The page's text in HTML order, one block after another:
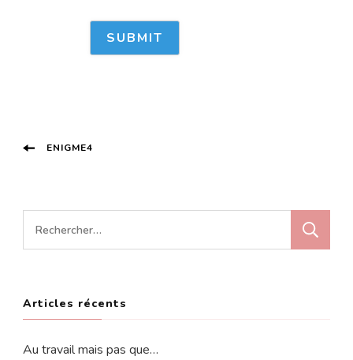
Post
ENIGME4
Rechercher :
Articles récents
Au travail mais pas que…